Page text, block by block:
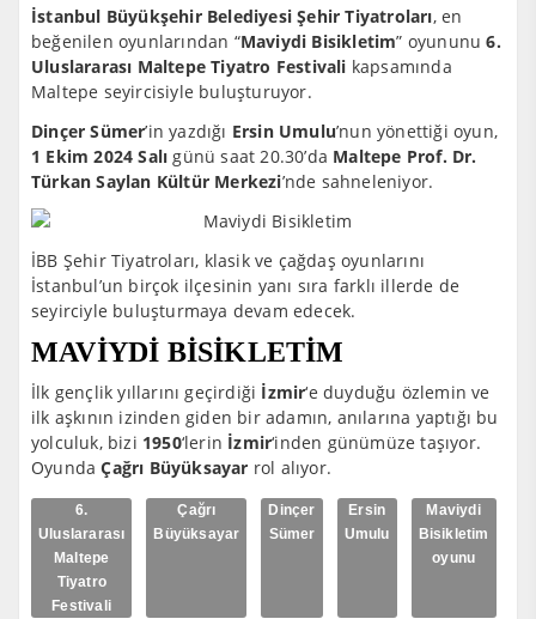
İstanbul Büyükşehir Belediyesi Şehir Tiyatroları, en
beğenilen oyunlarından “Maviydi Bisikletim” oyununu6.
Uluslararası Maltepe Tiyatro Festivali kapsamında
Maltepe seyircisiyle buluşturuyor.
Dinçer Sümer’in yazdığı Ersin Umulu’nun yönettiği oyun,
1 Ekim 2024 Salı günü saat 20.30’da Maltepe Prof. Dr.
Türkan Saylan Kültür Merkezi’nde sahneleniyor.
İBB Şehir Tiyatroları, klasik ve çağdaş oyunlarını
İstanbul’un birçok ilçesinin yanı sıra farklı illerde de
seyirciyle buluşturmaya devam edecek.
MAVİYDİ BİSİKLETİM
İlk gençlik yıllarını geçirdiği İzmir‘e duyduğu özlemin ve
ilk aşkının izinden giden bir adamın, anılarına yaptığı bu
yolculuk, bizi 1950‘lerin İzmir‘inden günümüze taşıyor.
OyundaÇağrı Büyüksayar rol alıyor.
6.
Uluslararası
Maltepe
Tiyatro
Festivali
Çağrı
Büyüksayar
Dinçer
Sümer
Ersin
Umulu
Maviydi
Bisikletim
oyunu